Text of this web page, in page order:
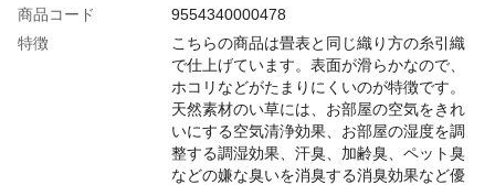
商品コード
9554340000478
特徴
こちらの商品は畳表と同じ織り方の糸引織
で仕上げています。表面が滑らかなので、
ホコリなどがたまりにくいのが特徴です。
天然素材のい草には、お部屋の空気をきれ
いにする空気清浄効果、お部屋の湿度を調
整する調湿効果、汗臭、加齢臭、ペット臭
などの嫌な臭いを消臭する消臭効果など優